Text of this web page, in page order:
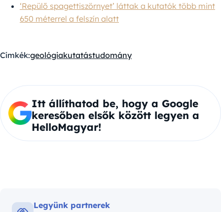
‘Repülő spagettiszörnyet’ láttak a kutatók több mint
650 méterrel a felszín alatt
Címkék:geológiakutatástudomány
Itt állíthatod be, hogy a Google
keresőben elsők között legyen a
HelloMagyar!
Legyünk partnerek